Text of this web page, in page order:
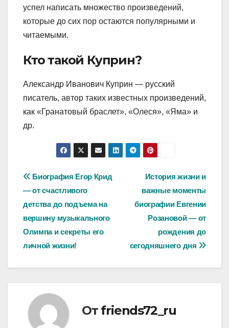
успел написать множество произведений,
которые до сих пор остаются популярными и
читаемыми.
Кто такой Куприн?
Александр Иванович Куприн — русский
писатель, автор таких известных произведений,
как «Гранатовый браслет», «Олеся», «Яма» и
др.
Навигация
по
записям
История жизни и
важные моменты
биографии Евгении
Розановой — от
рождения до
сегодняшнего дня
Биография Егор Крид
— от счастливого
детства до подъема на
вершину музыкального
Олимпа и секреты его
личной жизни!
От friends72_ru